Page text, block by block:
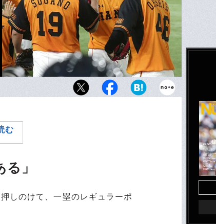
ホームランを放ち、菅野智之らにベンチで迎えられる岡本
む
」
しのけて、一塁のレギュラーポ